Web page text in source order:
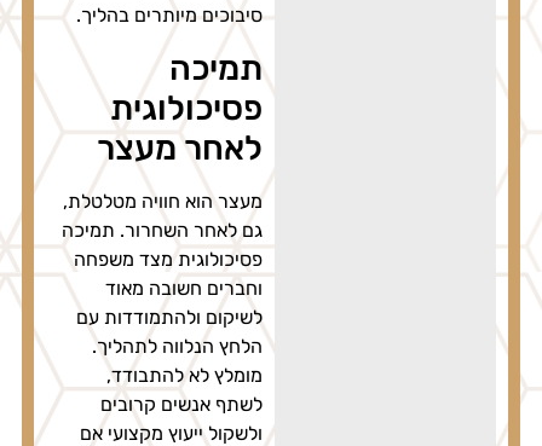
סיבוכים מיותרים בהליך.
תמיכה
פסיכולוגית
לאחר מעצר
מעצר הוא חוויה מטלטלת,
גם לאחר השחרור. תמיכה
פסיכולוגית מצד משפחה
וחברים חשובה מאוד
לשיקום ולהתמודדות עם
הלחץ הנלווה לתהליך.
מומלץ לא להתבודד,
לשתף אנשים קרובים
ולשקול ייעוץ מקצועי אם